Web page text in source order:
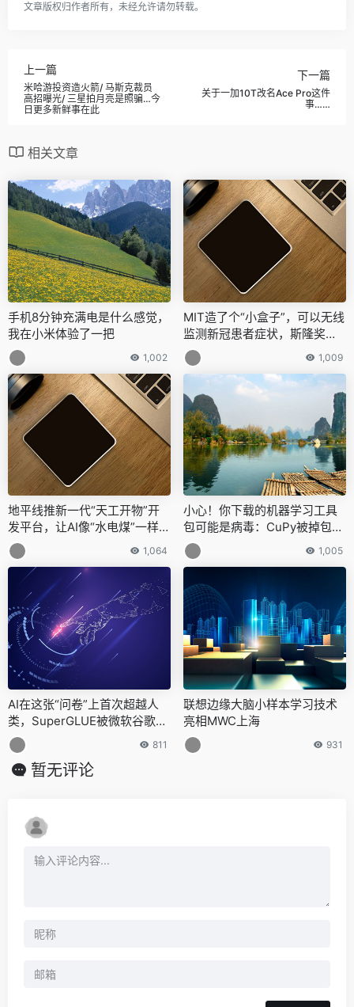
文章版权归作者所有，未经允许请勿转载。
上一篇
米哈游投资造火箭/ 马斯克裁员
高招曝光/ 三星拍月亮是照骗…今
日更多新鲜事在此
下一篇
关于一加10T改名Ace Pro这件
事……
相关文章
手机8分钟充满电是什么感觉，
我在小米体验了一把
1,002
MIT造了个“小盒子”，可以无线
监测新冠患者症状，斯隆奖获
得者班底打造
1,009
地平线推新一代“天工开物”开
发平台，让AI像“水电煤”一样普
及
1,064
小心！你下载的机器学习工具
包可能是病毒：CuPy被掉包，
官方一天后才发现
1,005
AI在这张“问卷”上首次超越人
类，SuperGLUE被微软谷歌两
家“攻破”
811
联想边缘大脑小样本学习技术
亮相MWC上海
931
暂无评论